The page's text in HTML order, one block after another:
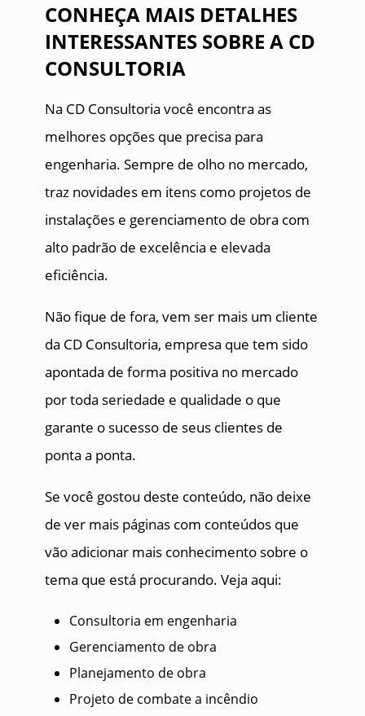
CONHEÇA MAIS DETALHES
INTERESSANTES SOBRE A CD
CONSULTORIA
Na CD Consultoria você encontra as
melhores opções que precisa para
engenharia. Sempre de olho no mercado,
traz novidades em itens como projetos de
instalações e gerenciamento de obra com
alto padrão de excelência e elevada
eficiência.
Não fique de fora, vem ser mais um cliente
da CD Consultoria, empresa que tem sido
apontada de forma positiva no mercado
por toda seriedade e qualidade o que
garante o sucesso de seus clientes de
ponta a ponta.
Se você gostou deste conteúdo, não deixe
de ver mais páginas com conteúdos que
vão adicionar mais conhecimento sobre o
tema que está procurando. Veja aqui:
Consultoria em engenharia
Gerenciamento de obra
Planejamento de obra
Projeto de combate a incêndio